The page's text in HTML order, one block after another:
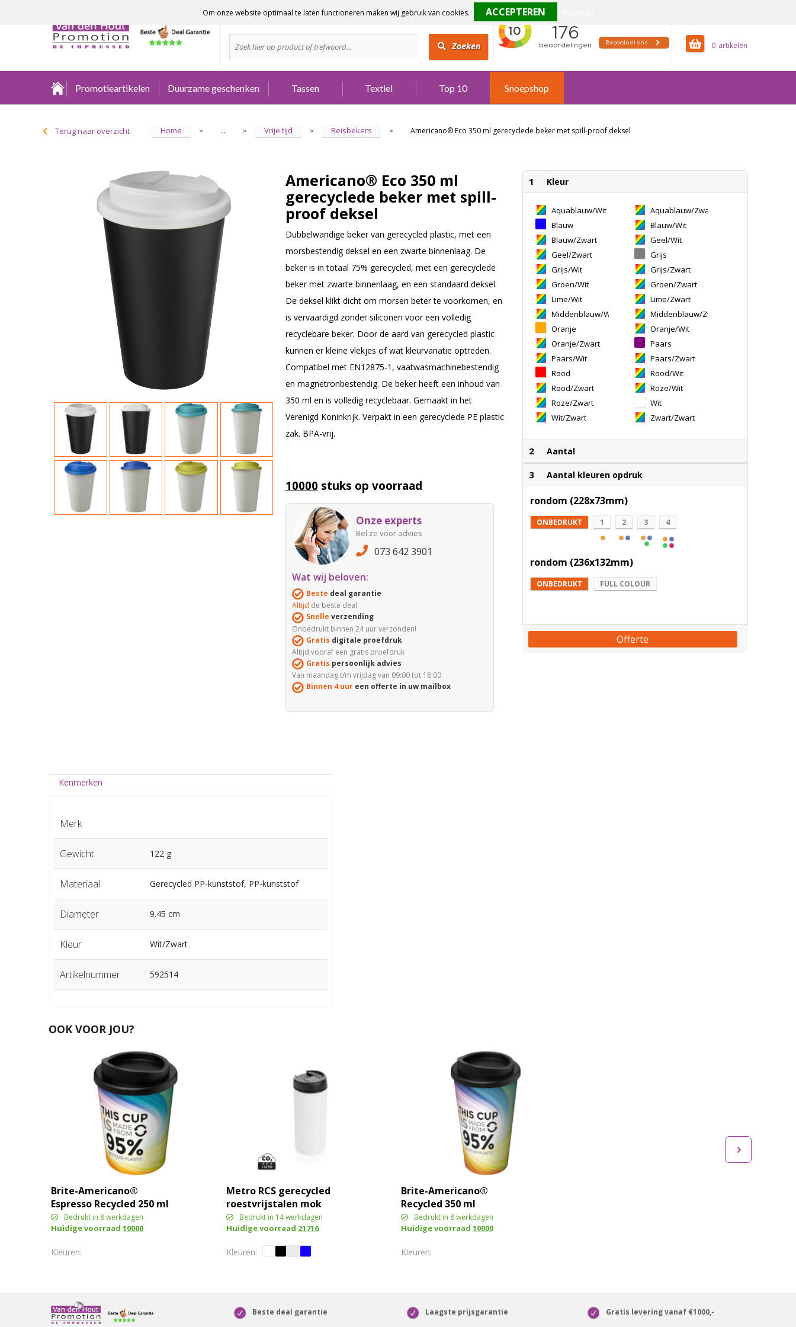
0
Advies nodig?
Zoeken
Promotieartikelen Duurzame geschenken Tassen Textiel Top 10 Snoepshop
Terug naar overzicht Home > ... > Vrije tijd > Reisbekers > Americano® Eco 350 ml gerecyclede beker met spill-proof deksel
Americano® Eco 350 ml
gerecyclede beker met spill-
proof deksel
Dubbelwandige beker van gerecycled plastic, met een
morsbestendig deksel en een zwarte binnenlaag. De
beker is in totaal 75% gerecycled, met een gerecyclede
beker met zwarte binnenlaag, en een standaard deksel.
De deksel klikt dicht om morsen beter te voorkomen, en
is vervaardigd zonder siliconen voor een volledig
recyclebare beker. Door de aard van gerecycled plastic
kunnen er kleine vlekjes of wat kleurvariatie optreden.
Compatibel met EN12875-1, vaatwasmachinebestendig
en magnetronbestendig. De beker heeft een inhoud van
350 ml en is volledig recyclebaar. Gemaakt in het
Verenigd Koninkrijk. Verpakt in een gerecyclede PE plastic
zak. BPA-vrij.
10000 stuks op voorraad
Onze experts
Bel ze voor advies
073 642 3901
Wat wij beloven:
Beste deal garantie
Altijd de beste deal
Snelle verzending
Onbedrukt binnen 24 uur verzonden!
Gratis digitale proefdruk
Altijd vooraf een gratis proefdruk
Gratis persoonlijk advies
Van maandag t/m vrijdag van 09:00 tot 18:00
Binnen 4 uureen offerte in uw mailbox
1 Kleur
Aquablauw/Wit
Aquablauw/Zwart
Blauw
Blauw/Wit
Blauw/Zwart
Geel/Wit
Geel/Zwart
Grijs
Grijs/Wit
Grijs/Zwart
Groen/Wit
Groen/Zwart
Lime/Wit
Lime/Zwart
Middenblauw/Wit
Middenblauw/Zwart
Oranje
Oranje/Wit
Oranje/Zwart
Paars
Paars/Wit
Paars/Zwart
Rood
Rood/Wit
Rood/Zwart
Roze/Wit
Roze/Zwart
Wit
Wit/Zwart
Zwart/Zwart
2 Aantal
3 Aantal kleuren opdruk
rondom (228x73mm)
ONBEDRUKT 1 2 3 4
rondom (236x132mm)
ONBEDRUKT FULL COLOUR
Offerte
Kenmerken
Merk
Gewicht 122 g
Materiaal Gerecycled PP-kunststof, PP-kunststof
Diameter 9.45 cm
Kleur Wit/Zwart
Artikelnummer 592514
OOK VOOR JOU?
Brite-Americano®
Espresso Recycled 250 ml
geïsoleerde beker
Bedrukt in 8 werkdagen
Huidige voorraad10000
Metro RCS gerecycled
roestvrijstalen mok
Bedrukt in 14 werkdagen
Huidige voorraad 21716
Brite-Americano®
Recycled 350 ml
geïsoleerde beker
Bedrukt in 8 werkdagen
Huidige voorraad 10000
Beste deal garantie Laagste prijsgarantie Gratis levering vanaf €1000,-
Om onze website optimaal te laten functioneren maken wij gebruik van cookies.